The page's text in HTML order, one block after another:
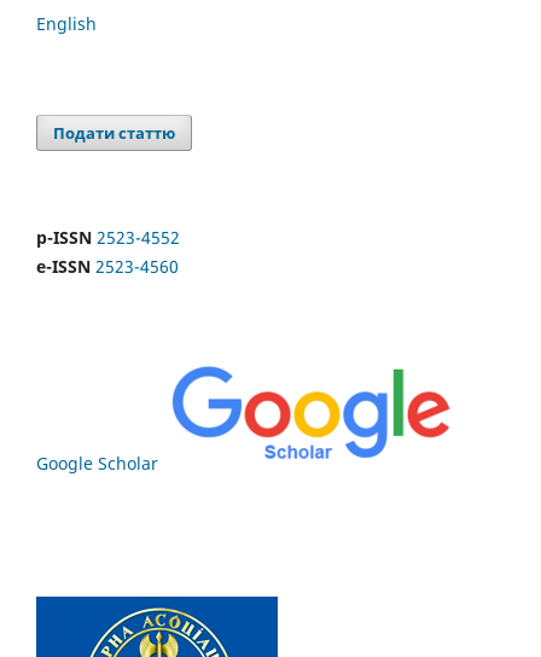
English
Подати статтю
p-ISSN 2523-4552
e-ISSN 2523-4560
Google Scholar